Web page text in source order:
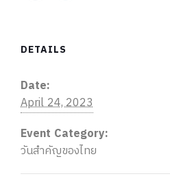
DETAILS
Date:
April 24, 2023
Event Category:
วันสำคัญของไทย